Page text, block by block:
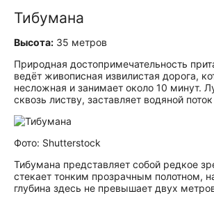
Тибумана
Высота: 35 метров
Природная до­сто­при­ме­ча­тель­но­сть
ведёт живописная извилистая дорога,
несложная и занимает около 10 минут.
сквозь листву, заставляет водяной
Фото: Shutterstock
Тибумана представляет собой редкое
стекает тонким прозрачным
глубина здесь не превышает двух